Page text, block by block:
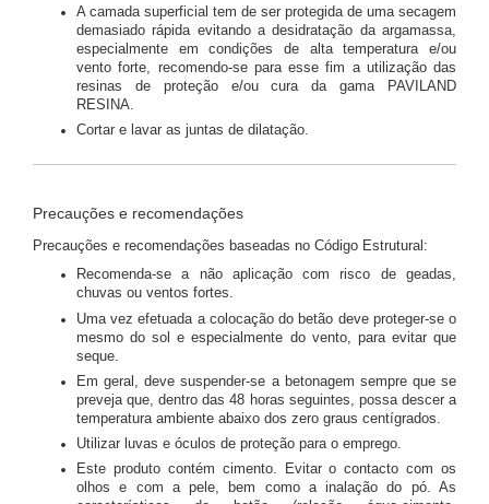
A camada superficial tem de ser protegida de uma secagem
demasiado rápida evitando a desidratação da argamassa,
especialmente em condições de alta temperatura e/ou
vento forte, recomendo-se para esse fim a utilização das
resinas de proteção e/ou cura da gama PAVILAND
RESINA.
Cortar e lavar as juntas de dilatação.
Precauções e recomendações
Precauções e recomendações baseadas no Código Estrutural:
Recomenda-se a não aplicação com risco de geadas,
chuvas ou ventos fortes.
Uma vez efetuada a colocação do betão deve proteger-se o
mesmo do sol e especialmente do vento, para evitar que
seque.
Em geral, deve suspender-se a betonagem sempre que se
preveja que, dentro das 48 horas seguintes, possa descer a
temperatura ambiente abaixo dos zero graus centígrados.
Utilizar luvas e óculos de proteção para o emprego.
Este produto contém cimento. Evitar o contacto com os
olhos e com a pele, bem como a inalação do pó. As